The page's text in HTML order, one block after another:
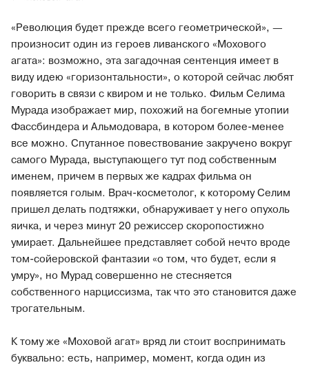
«Революция будет прежде всего геометрической», —
произносит один из героев ливанского «Мохового
агата»: возможно, эта загадочная сентенция имеет в
виду идею «горизонтальности», о которой сейчас любят
говорить в связи с квиром и не только. Фильм Селима
Мурада изображает мир, похожий на богемные утопии
Фассбиндера и Альмодовара, в котором более-менее
все можно. Спутанное повествование закручено вокруг
самого Мурада, выступающего тут под собственным
именем, причем в первых же кадрах фильма он
появляется голым. Врач-косметолог, к которому Селим
пришел делать подтяжки, обнаруживает у него опухоль
яичка, и через минут 20 режиссер скоропостижно
умирает. Дальнейшее представляет собой нечто вроде
том-сойеровской фантазии «о том, что будет, если я
умру», но Мурад совершенно не стесняется
собственного нарциссизма, так что это становится даже
трогательным.
К тому же «Моховой агат» вряд ли стоит воспринимать
буквально: есть, например, момент, когда один из